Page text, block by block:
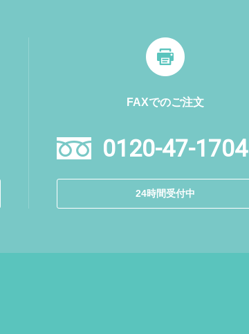
FAXでのご注文
0120-47-1704
24時間受付中